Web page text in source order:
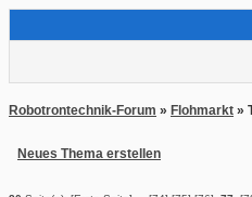
Robotrontechnik-Forum » Flohmarkt »
Neues Thema erstellen